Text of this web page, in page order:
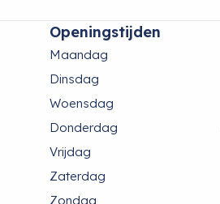
Openingstijden
Maandag
Dinsdag
Woensdag
Donderdag
Vrijdag
Zaterdag
Zondag